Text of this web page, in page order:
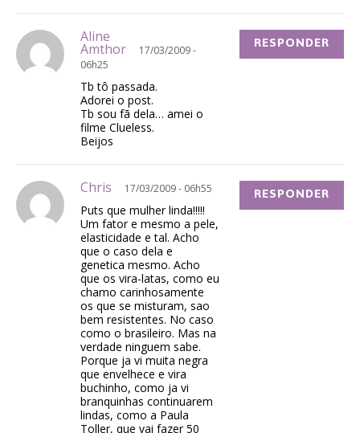
Aline
Amthor
17/03/2009 -
06h25
Tb tô passada.
Adorei o post.
Tb sou fã dela… amei o
filme Clueless.
Beijos
RESPONDER
Chris 17/03/2009 - 06h55
Puts que mulher linda!!!!!
Um fator e mesmo a pele,
elasticidade e tal. Acho
que o caso dela e
genetica mesmo. Acho
que os vira-latas, como eu
chamo carinhosamente
os que se misturam, sao
bem resistentes. No caso
como o brasileiro. Mas na
verdade ninguem sabe.
Porque ja vi muita negra
que envelhece e vira
buchinho, como ja vi
branquinhas continuarem
lindas, como a Paula
Toller, que vai fazer 50
RESPONDER